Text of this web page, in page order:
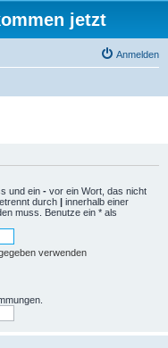
jetzt
Anmelden
und ein - vor ein Wort, das nicht
durch | innerhalb einer
muss. Benutze ein * als
verwenden